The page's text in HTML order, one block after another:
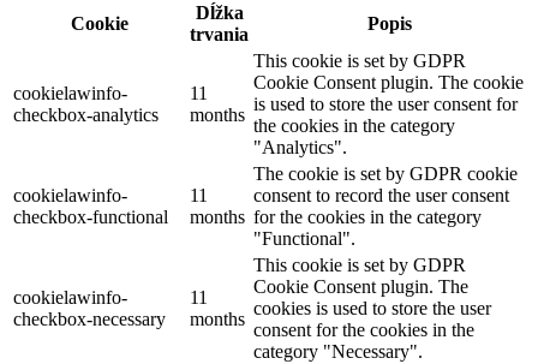
Cookie
Dĺžka
trvania
Popis
cookielawinfo-
checkbox-analytics
11
months
This cookie is set by GDPR
Cookie Consent plugin. The cookie
is used to store the user consent for
the cookies in the category
"Analytics".
cookielawinfo-
checkbox-functional
11
months
The cookie is set by GDPR cookie
consent to record the user consent
for the cookies in the category
"Functional".
cookielawinfo-
checkbox-necessary
11
months
This cookie is set by GDPR
Cookie Consent plugin. The
cookies is used to store the user
consent for the cookies in the
category "Necessary".